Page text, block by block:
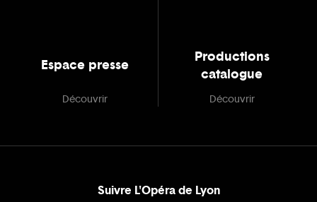
Espace presse
Découvrir
Productions
catalogue
Découvrir
Suivre L'Opéra de Lyon